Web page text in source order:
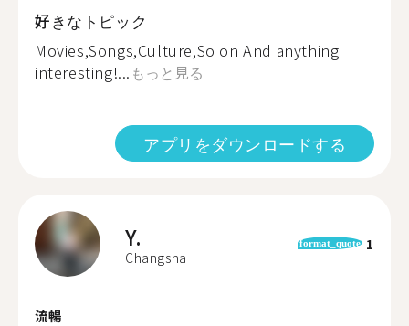
好きなトピック
Movies,Songs,Culture,So on And anything
interesting!... もっと見る
アプリをダウンロードする
Y.
Changsha
format_quote 1
流暢